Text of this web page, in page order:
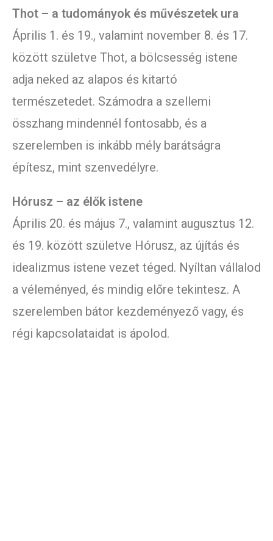
Thot – a tudományok és művészetek ura
Április 1. és 19., valamint november 8. és 17.
között születve Thot, a bölcsesség istene
adja neked az alapos és kitartó
természetedet. Számodra a szellemi
összhang mindennél fontosabb, és a
szerelemben is inkább mély barátságra
építesz, mint szenvedélyre.
Hórusz – az élők istene
Április 20. és május 7., valamint augusztus 12.
és 19. között születve Hórusz, az újítás és
idealizmus istene vezet téged. Nyíltan vállalod
a véleményed, és mindig előre tekintesz. A
szerelemben bátor kezdeményező vagy, és
régi kapcsolataidat is ápolod.